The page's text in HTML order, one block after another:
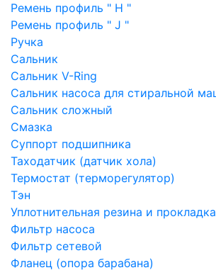
Ремень профиль " H "
Ремень профиль " J "
Ручка
Сальник
Сальник V-Ring
Сальник насоса для стиральной
Сальник сложный
Смазка
Суппорт подшипника
Таходатчик (датчик хола)
Термостат (терморегулятор)
Тэн
Уплотнительная резина и прокладка
Фильтр насоса
Фильтр сетевой
Фланец (опора барабана)